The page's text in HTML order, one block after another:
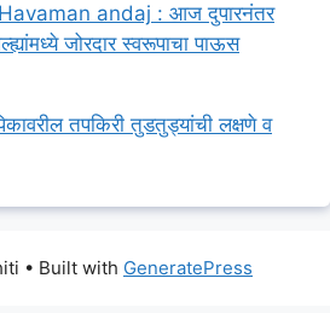
Havaman andaj : आज दुपारनंतर
जोरदार स्वरूपाचा पाऊस
तपकिरी तुडतुड्यांची लक्षणे व
• Built with GeneratePress